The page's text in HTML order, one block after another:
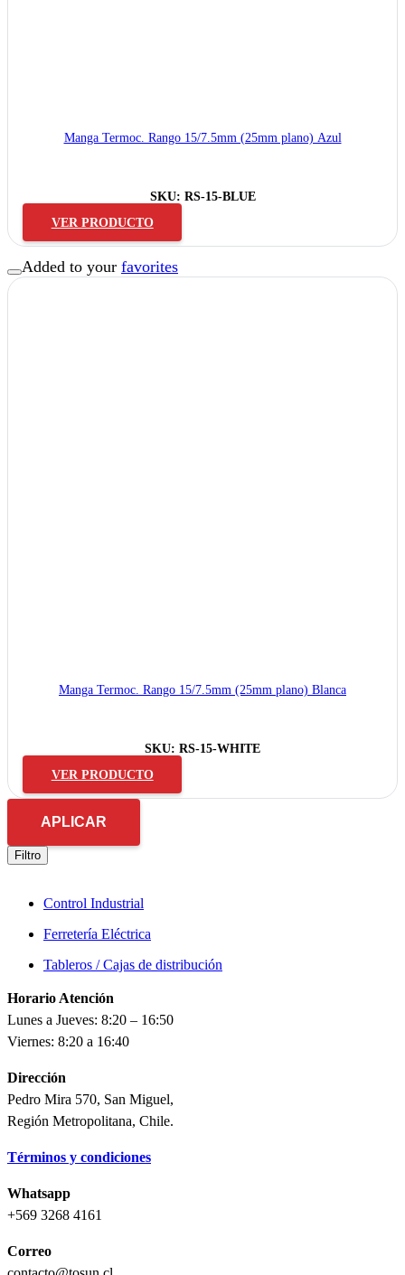
Manga Termoc. Rango 15/7.5mm (25mm plano) Azul
SKU: RS-15-BLUE
VER PRODUCTO
Added to your favorites
Manga Termoc. Rango 15/7.5mm (25mm plano) Blanca
SKU: RS-15-WHITE
VER PRODUCTO
APLICAR
Filtro
Control Industrial
Ferretería Eléctrica
Tableros / Cajas de distribución
Horario Atención
Lunes a Jueves: 8:20 – 16:50
Viernes: 8:20 a 16:40
Dirección
Pedro Mira 570, San Miguel,
Región Metropolitana, Chile.
Términos y condiciones
Whatsapp
+569 3268 4161
Correo